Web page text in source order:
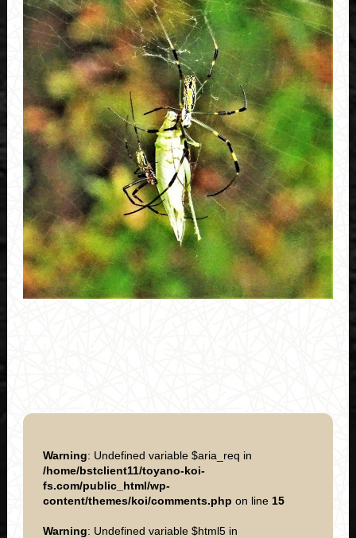
Warning: Undefined variable $aria_req in
/home/bstclient11/toyano-koi-
fs.com/public_html/wp-
content/themes/koi/comments.php on line 15
Warning: Undefined variable $html5 in